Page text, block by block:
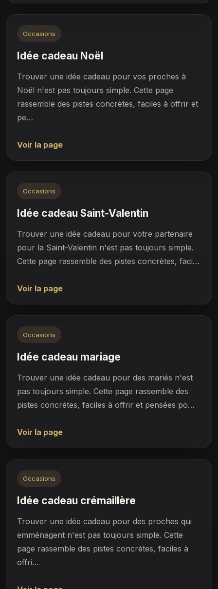
Occasions
Idée cadeau Noël
Trouver une idée cadeau pour vos proches à
Noël n'est pas toujours simple. Cette page
rassemble des pistes concrètes, faciles à offrir et
pe…
Voir la page
Occasions
Idée cadeau Saint-Valentin
Trouver une idée cadeau pour votre partenaire
pour la Saint-Valentin n'est pas toujours simple.
Cette page rassemble des pistes concrètes, faci…
Voir la page
Occasions
Idée cadeau mariage
Trouver une idée cadeau pour des mariés n'est
pas toujours simple. Cette page rassemble des
pistes concrètes, faciles à offrir et pensées po…
Voir la page
Occasions
Idée cadeau crémaillère
Trouver une idée cadeau pour des proches qui
emménagent n'est pas toujours simple. Cette
page rassemble des pistes concrètes, faciles à
offri…